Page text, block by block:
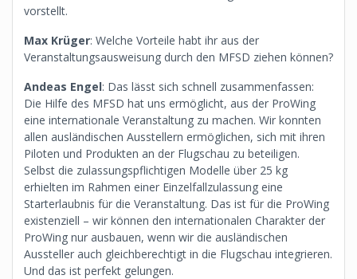
vorstellt.
Max Krüger: Welche Vorteile habt ihr aus der
Veranstaltungsausweisung durch den MFSD ziehen können?
Andeas Engel: Das lässt sich schnell zusammenfassen:
Die Hilfe des MFSD hat uns ermöglicht, aus der ProWing
eine internationale Veranstaltung zu machen. Wir konnten
allen ausländischen Ausstellern ermöglichen, sich mit ihren
Piloten und Produkten an der Flugschau zu beteiligen.
Selbst die zulassungspflichtigen Modelle über 25 kg
erhielten im Rahmen einer Einzelfallzulassung eine
Starterlaubnis für die Veranstaltung. Das ist für die ProWing
existenziell – wir können den internationalen Charakter der
ProWing nur ausbauen, wenn wir die ausländischen
Aussteller auch gleichberechtigt in die Flugschau integrieren.
Und das ist perfekt gelungen.